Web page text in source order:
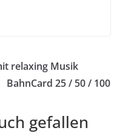
relaxing Musik
BahnCard 25 / 50 / 100
gefallen